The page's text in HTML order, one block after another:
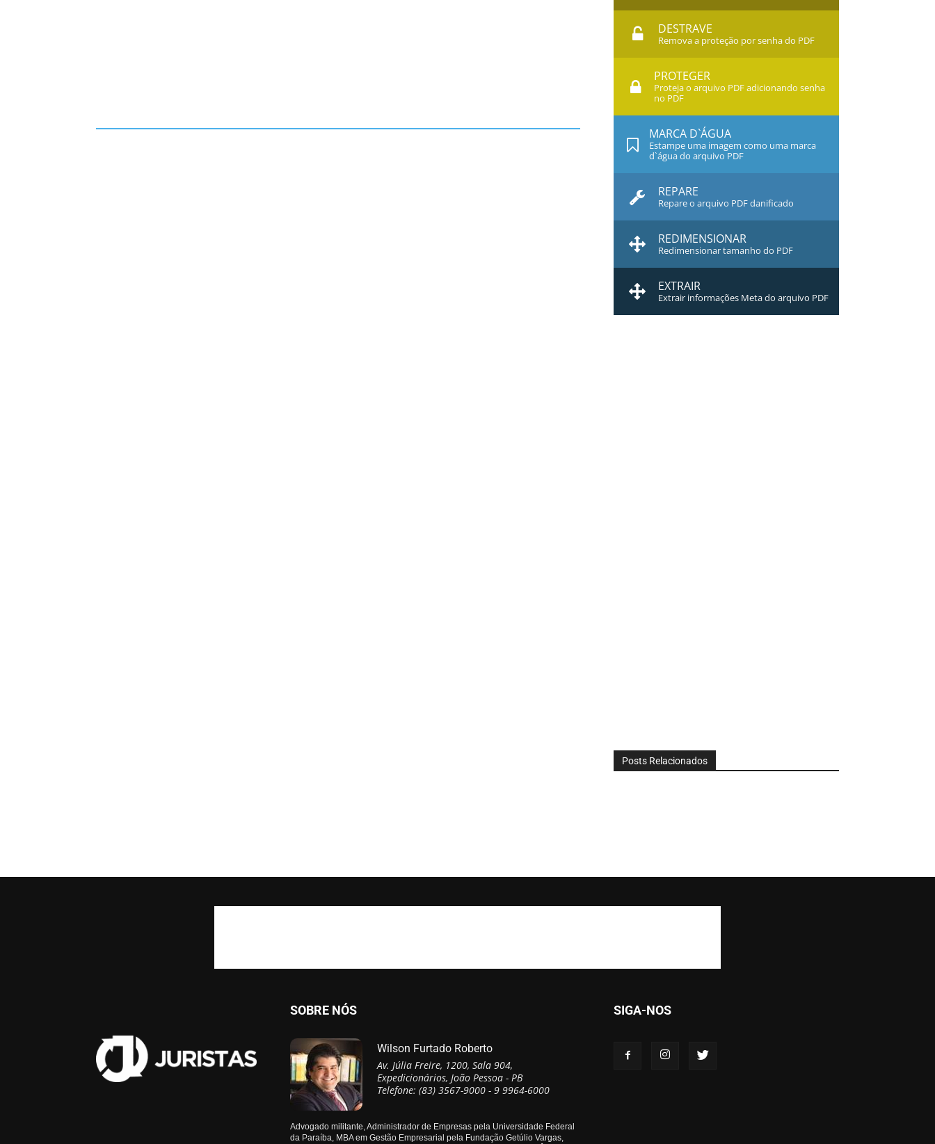
DESTRAVE
Remova a proteção por senha do PDF
PROTEGER
Proteja o arquivo PDF adicionando senha
no PDF
MARCA D`ÁGUA
Estampe uma imagem como uma marca
d`água do arquivo PDF
REPARE
Repare o arquivo PDF danificado
REDIMENSIONAR
Redimensionar tamanho do PDF
EXTRAIR
Extrair informações Meta do arquivo PDF
Posts Relacionados
SOBRE NÓS
Wilson Furtado Roberto
Av. Júlia Freire, 1200, Sala 904,
Expedicionários, João Pessoa - PB
Telefone: (83) 3567-9000 - 9 9964-6000
Advogado militante, Administrador de Empresas pela Universidade Federal
da Paraíba, MBA em Gestão Empresarial pela Fundação Getúlio Vargas,
SIGA-NOS